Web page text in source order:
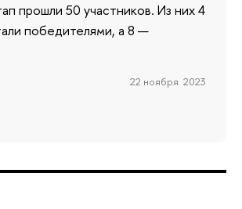
прошли 50 участников. Из них 4
победителями, а 8 —
22 ноября 2023